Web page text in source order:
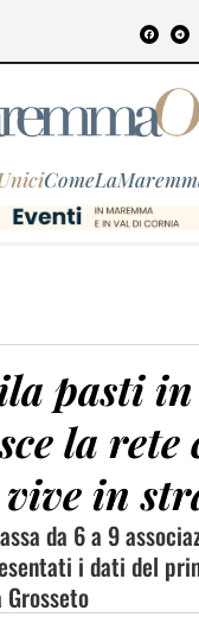
pasti
la rete
in
da 6 a 9
i dati del
Grosseto